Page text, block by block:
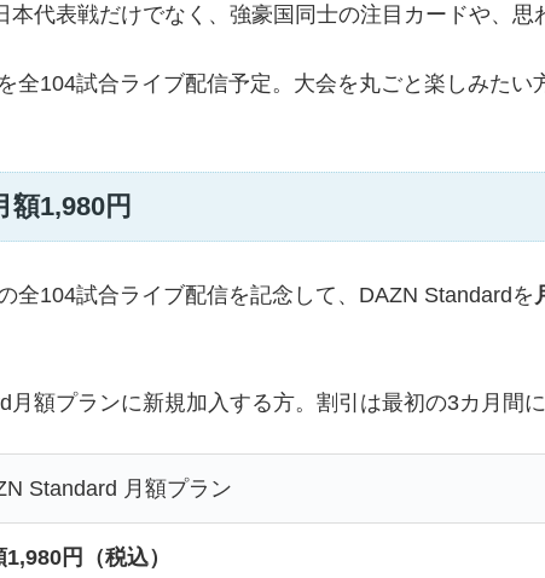
代表戦だけでなく、強豪国同士の注目カードや、思
全104試合ライブ配信予定。大会を丸ごと楽しみた
1,980円
全104試合ライブ配信を記念して、DAZN Standardを
額プランに新規加入する方。割引は最初の3カ月間に
Standard 月額プラン
1,980円（税込）